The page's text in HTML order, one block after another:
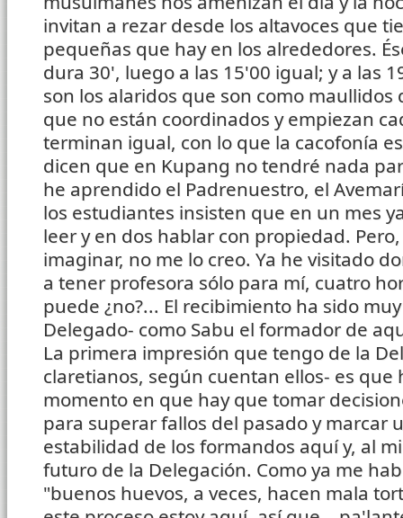
invitan a rezar desde los altavoces que
pequeñas que hay en los alrededores.
dura 30', luego a las 15'00 igual; y a las
son los alaridos que son como maullidos
que no están coordinados y empiezan
terminan igual, con lo que la cacofonía
dicen que en Kupang no tendré nada
he aprendido el Padrenuestro, el
los estudiantes insisten que en un mes
leer y en dos hablar con propiedad.
imaginar, no me lo creo. Ya he visitado
a tener profesora sólo para mí, cuatro
puede ¿no?... El recibimiento ha sido
Delegado- como Sabu el formador de
La primera impresión que tengo de la
claretianos, según cuentan ellos- es que
momento en que hay que tomar
para superar fallos del pasado y marcar
estabilidad de los formandos aquí y, al
futuro de la Delegación. Como ya me
"buenos huevos, a veces, hacen mala